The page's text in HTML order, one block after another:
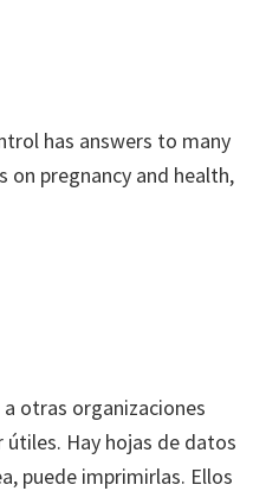
has answers to many
on pregnancy and health,
otras organizaciones
Hay hojas de datos
puede imprimirlas. Ellos